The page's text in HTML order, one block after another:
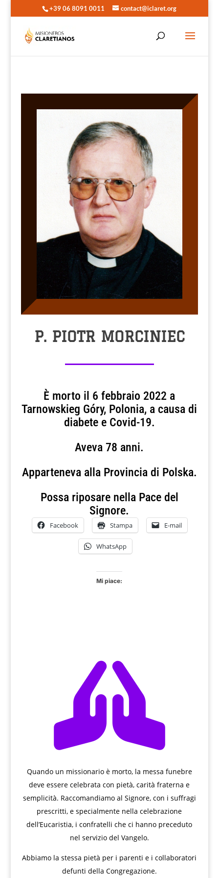
+39 06 8091 0011 contact@iclaret.org
P. PIOTR MORCINIEC
È morto il 6 febbraio 2022 a
Tarnowskieg Góry, Polonia, a causa di
diabete e Covid-19.
Aveva 78 anni.
Apparteneva alla Provincia di Polska.
Possa riposare nella Pace del
Signore.
Facebook Stampa E-mail
WhatsApp
Mi piace:

Quando un missionario è morto, la messa funebre
deve essere celebrata con pietà, carità fraterna e
semplicità. Raccomandiamo al Signore, con i suffragi
prescritti, e specialmente nella celebrazione
dell’Eucaristia, i confratelli che ci hanno preceduto
nel servizio del Vangelo.
Abbiamo la stessa pietà per i parenti e i collaboratori
defunti della Congregazione.